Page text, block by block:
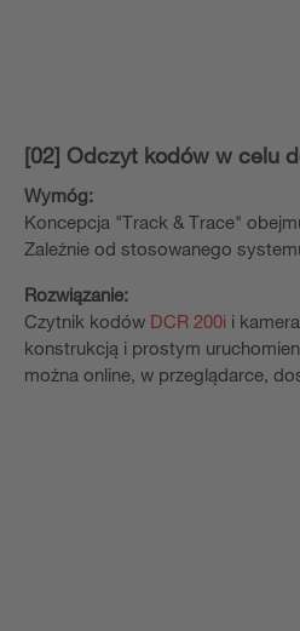
[02] Odczyt kodów w celu
Wymóg:
Koncepcja "Track & Trace"
Zależnie od stosowanego
Rozwiązanie:
Czytnik kodów DCR 200i i
konstrukcją i prostym
można online, w przeglądarce,